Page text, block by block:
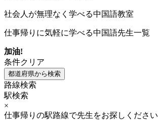
社会人が無理なく学べる中国語教室
仕事帰りに気軽に学べる中国語先生一覧
加油!
条件クリア
路線検索
駅検索
×
仕事帰りの駅路線で先生をお探しください